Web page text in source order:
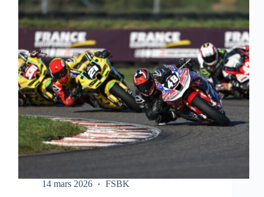
PILOTE
DE
RÉSERVE
14 mars 2026 FSBK